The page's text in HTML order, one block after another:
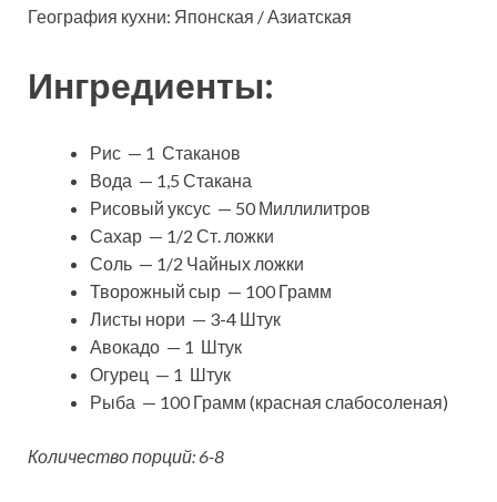
География кухни: Японская / Азиатская
Ингредиенты:
Рис — 1 Стаканов
Вода — 1,5 Стакана
Рисовый уксус — 50 Миллилитров
Сахар — 1/2 Ст. ложки
Соль — 1/2 Чайных ложки
Творожный сыр — 100 Грамм
Листы нори — 3-4 Штук
Авокадо — 1 Штук
Огурец — 1 Штук
Рыба — 100 Грамм (красная слабосоленая)
Количество порций: 6-8